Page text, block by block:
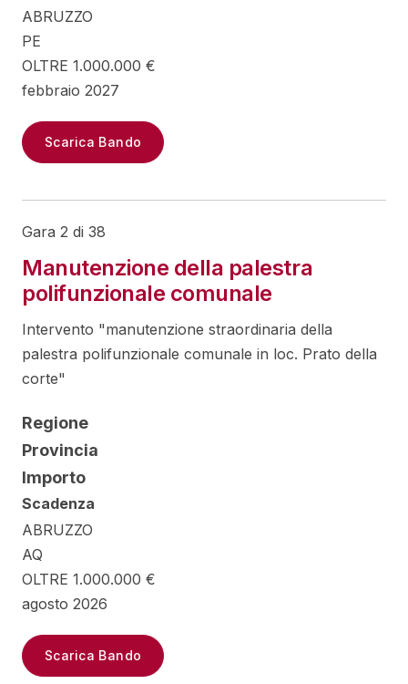
ABRUZZO
PE
OLTRE 1.000.000 €
febbraio 2027
Scarica Bando
Gara 2 di 38
Manutenzione della palestra
polifunzionale comunale
Intervento "manutenzione straordinaria della
palestra polifunzionale comunale in loc. Prato della
corte"
Regione
Provincia
Importo
Scadenza
ABRUZZO
AQ
OLTRE 1.000.000 €
agosto 2026
Scarica Bando